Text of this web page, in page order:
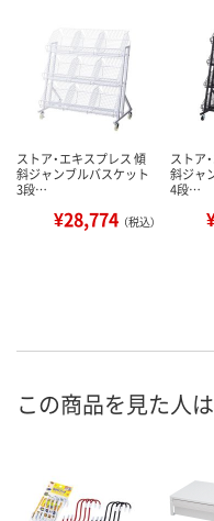
ストア・エキスプレス 傾
斜ジャンブルバスケット
3段…
¥28,774 （税込）
ストア
斜ジャ
4段…
この商品を見た人